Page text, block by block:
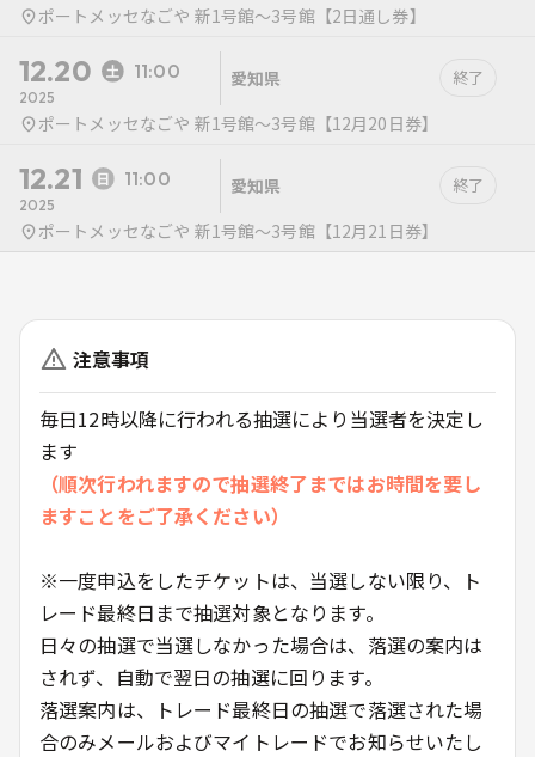
ポートメッセなごや 新1号館〜3号館【2日通し券】
12.20 11:00
2025
愛知県 終了
ポートメッセなごや 新1号館〜3号館【12月20日券】
12.21 11:00
2025
愛知県 終了
ポートメッセなごや 新1号館〜3号館【12月21日券】
注意事項
毎日12時以降に行われる抽選により当選者を決定し
ます
（順次行われますので抽選終了まではお時間を要し
ますことをご了承ください）
※一度申込をしたチケットは、当選しない限り、ト
レード最終日まで抽選対象となります。
日々の抽選で当選しなかった場合は、落選の案内は
されず、自動で翌日の抽選に回ります。
落選案内は、トレード最終日の抽選で落選された場
合のみメールおよびマイトレードでお知らせいたし